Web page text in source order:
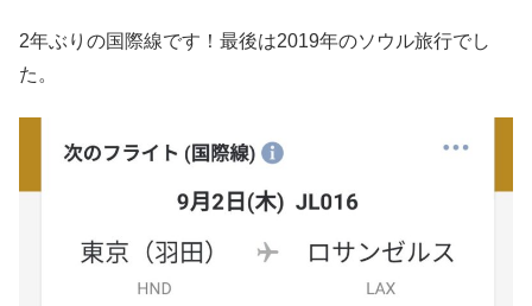
2年ぶりの国際線です！最後は2019年のソウル旅行でし
た。